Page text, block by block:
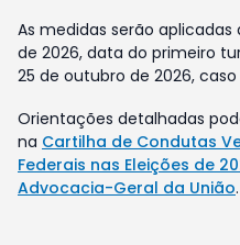
As medidas serão
de 2026, data do primeiro
25 de outubro de 2026,
Orientações detalhadas
na Cartilha de Condutas
Federais nas Eleições de
Advocacia-Geral da União.